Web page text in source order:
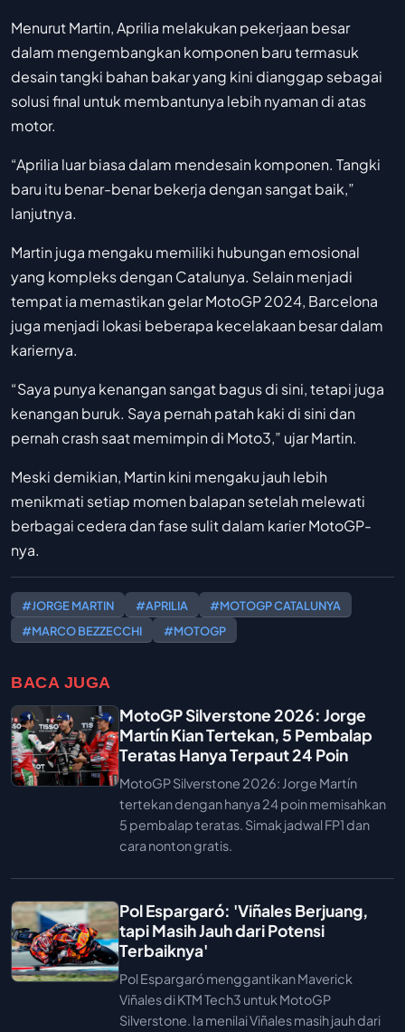
Menurut Martin, Aprilia melakukan pekerjaan besar
dalam mengembangkan komponen baru termasuk
desain tangki bahan bakar yang kini dianggap sebagai
solusi final untuk membantunya lebih nyaman di atas
motor.
“Aprilia luar biasa dalam mendesain komponen. Tangki
baru itu benar-benar bekerja dengan sangat baik,”
lanjutnya.
Martin juga mengaku memiliki hubungan emosional
yang kompleks dengan Catalunya. Selain menjadi
tempat ia memastikan gelar MotoGP 2024, Barcelona
juga menjadi lokasi beberapa kecelakaan besar dalam
kariernya.
“Saya punya kenangan sangat bagus di sini, tetapi juga
kenangan buruk. Saya pernah patah kaki di sini dan
pernah crash saat memimpin di Moto3,” ujar Martin.
Meski demikian, Martin kini mengaku jauh lebih
menikmati setiap momen balapan setelah melewati
berbagai cedera dan fase sulit dalam karier MotoGP-
nya.
#JORGE MARTIN #APRILIA
#MOTOGP CATALUNYA
#MARCO BEZZECCHI
#MOTOGP
BACA JUGA
MotoGP Silverstone 2026: Jorge
Martín Kian Tertekan, 5 Pembalap
Teratas Hanya Terpaut 24 Poin
MotoGP Silverstone 2026: Jorge Martín
tertekan dengan hanya 24 poin memisahkan
5 pembalap teratas. Simak jadwal FP1 dan
cara nonton gratis.
Pol Espargaró: 'Viñales Berjuang,
tapi Masih Jauh dari Potensi
Terbaiknya'
Pol Espargaró menggantikan Maverick
Viñales di KTM Tech3 untuk MotoGP
Silverstone. Ia menilai Viñales masih jauh dari